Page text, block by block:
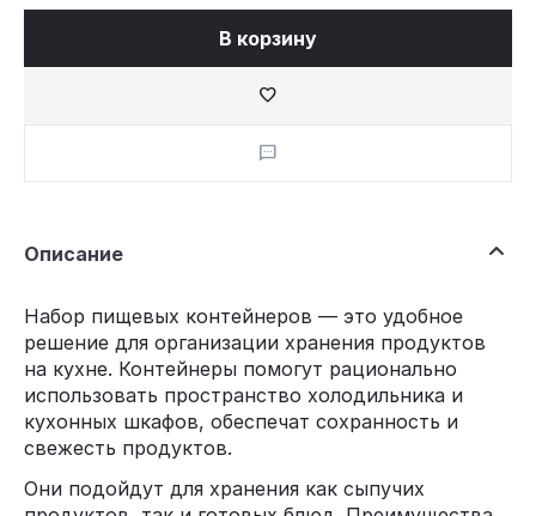
В корзину
Описание
Набор пищевых контейнеров — это удобное
решение для организации хранения продуктов
на кухне. Контейнеры помогут рационально
использовать пространство холодильника и
кухонных шкафов, обеспечат сохранность и
свежесть продуктов.
Они подойдут для хранения как сыпучих